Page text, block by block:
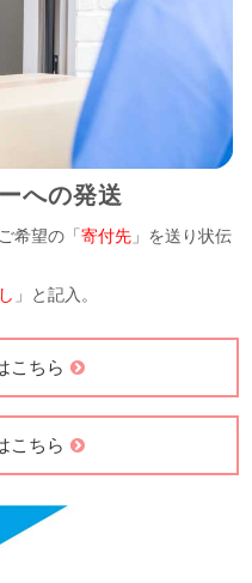
への発送
希望の「寄付先 」を送り状伝
」と記入。
こちら
こちら